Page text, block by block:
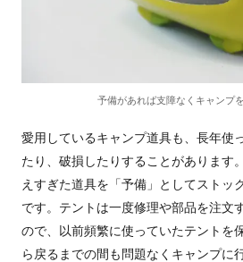
予備があれば支障なくキャンプ
愛用しているキャンプ道具も、長年使
たり、破損したりすることがあります
えすぎた道具を「予備」としてストッ
です。テントは一度修理や部品を注文
ので、以前頻繁に使っていたテントを
ら戻るまでの間も問題なくキャンプに